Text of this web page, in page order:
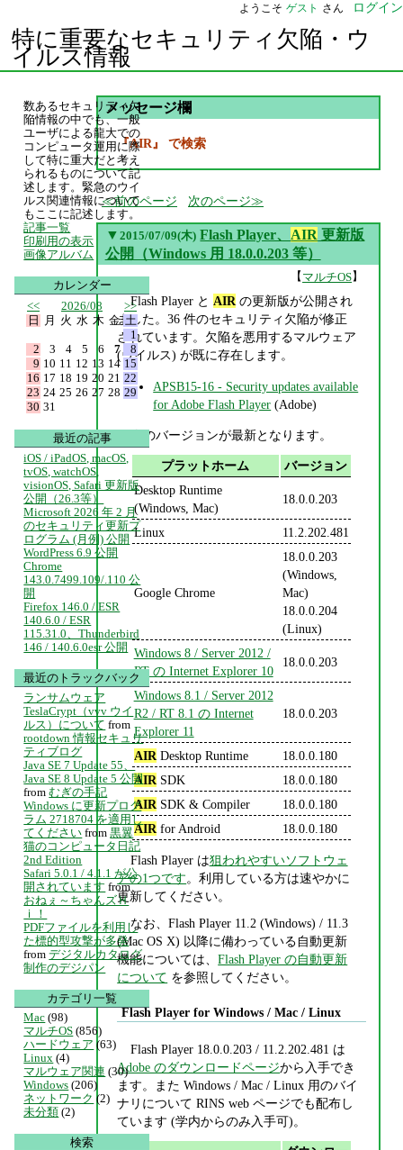
ようこそ ゲスト さん ログイン
特に重要なセキュリティ欠陥・ウ
イルス情報
メッセージ欄
『AIR』 で検索
前のページ 次のページ
▼ 2015/07/09(木) Flash Player、 AIR 更新版
公開（Windows 用 18.0.0.203 等）
【 マルチOS】
Flash Player と AIRの更新版が公開され
ました。36 件のセキュリティ欠陥が修正
されています。欠陥を悪用するマルウェア
(ウイルス) が既に存在します。
APSB15-16 - Security updates available
for Adobe Flash Player (Adobe)
次のバージョンが最新となります。
プラットホーム
バージョン
Desktop Runtime
(Windows, Mac)
18.0.0.203
Linux 11.2.202.481
Google Chrome
18.0.0.203
(Windows,
Mac)
18.0.0.204
(Linux)
Windows 8 / Server 2012 /
RT の Internet Explorer 10
18.0.0.203
Windows 8.1 / Server 2012
R2 / RT 8.1 の Internet
Explorer 11
18.0.0.203
AIR Desktop Runtime
18.0.0.180
AIR SDK
18.0.0.180
AIR SDK & Compiler
18.0.0.180
AIR for Android 18.0.0.180
Flash Player は狙われやすいソフトウェ
アの1つです。利用している方は速やかに
更新してください。
なお、Flash Player 11.2 (Windows) / 11.3
(Mac OS X) 以降に備わっている自動更新
機能については、Flash Player の自動更新
について を参照してください。
Flash Player for Windows / Mac / Linux
Flash Player 18.0.0.203 / 11.2.202.481 は
Adobe のダウンロードページから入手でき
ます。また Windows / Mac / Linux 用のバイ
ナリについて RINS web ページでも配布し
ています (学内からのみ入手可)。
数あるセキュリティ欠
陥情報の中でも、一般
ユーザによる龍大での
コンピュータ運用に際
して特に重大だと考え
られるものについて記
述します。緊急のウイ
ルス関連情報について
もここに記述します。
記事一覧
印刷用の表示
画像アルバム
カレンダー
<<
2026/08
>>
日
月 火 水 木 金 土
1
2
3 4 5 6 7
8
9 10 11 12 13 14 15
16 17 18 19 20 21 22
23 24 25 26 27 28 29
30 31
最近の記事
iOS / iPadOS, macOS,
tvOS, watchOS,
visionOS, Safari 更新版
公開（26.3等）
Microsoft 2026 年 2 月
のセキュリティ更新プ
ログラム (月例) 公開
WordPress 6.9 公開
Chrome
143.0.7499.109/.110 公
開
Firefox 146.0 / ESR
140.6.0 / ESR
115.31.0、Thunderbird
146 / 140.6.0esr 公開
最近のトラックバック
ランサムウェア
TeslaCrypt（vvv ウイ
ルス）について from
rootdown 情報セキュリ
ティブログ
Java SE 7 Update 55、
Java SE 8 Update 5 公開
from むぎの手記
Windows に更新プログ
ラム 2718704 を適用し
てください from 黒翼
猫のコンピュータ日記
2nd Edition
Safari 5.0.1 / 4.1.1 が公
開されています from
おねぇ～ちゃんズＨ
ｉ！
PDFファイルを利用し
た標的型攻撃が多発
from デジタルカタログ
制作のデジパン
カテゴリ一覧
Mac (98)
マルチOS (856)
ハードウェア (63)
Linux (4)
マルウェア関連 (30)
Windows (206)
ネットワーク (2)
未分類 (2)
検索